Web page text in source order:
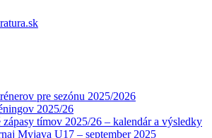
pre sezónu 2025/2026
2025/26
zápasy tímov 2025/26 – kalendár a výsledky
Myjava U17 – september 2025